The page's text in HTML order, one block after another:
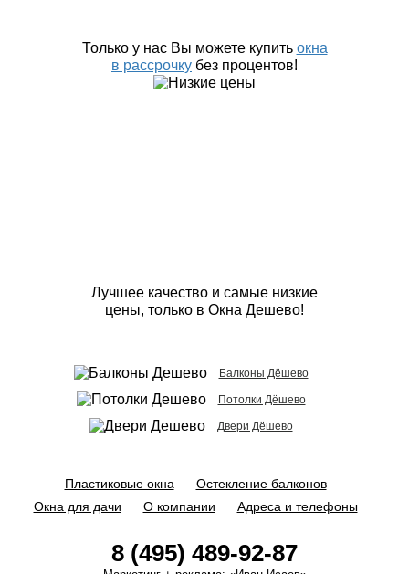
Только у нас Вы можете купить окна
в рассрочку без процентов!
Лучшее качество и самые низкие
цены, только в Окна Дешево!
Балконы Дёшево
Потолки Дёшево
Двери Дёшево
Пластиковые окна
Остекление балконов
Окна для дачи
О компании Адреса и телефоны
8 (495) 489-92-87